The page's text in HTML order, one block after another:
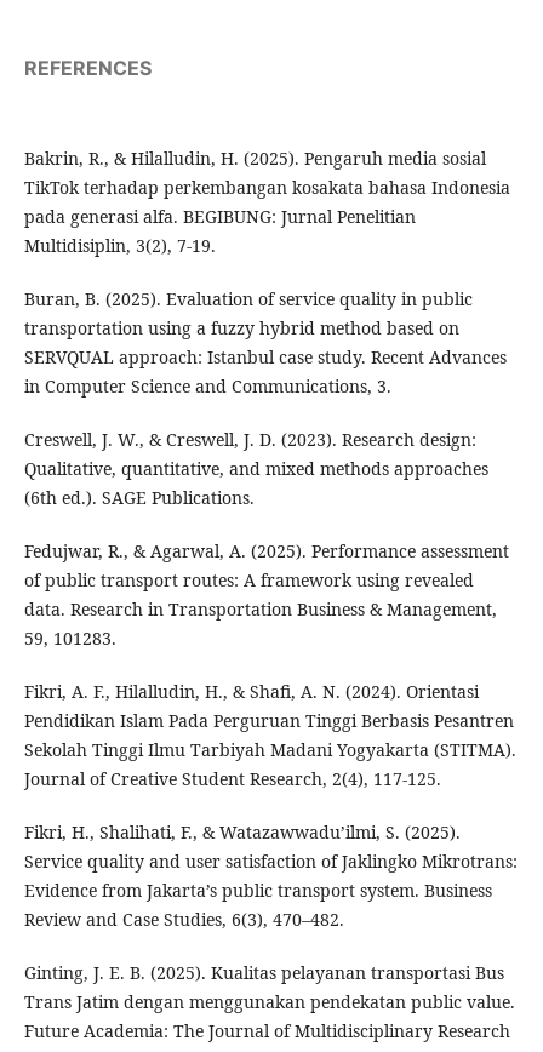
REFERENCES
Bakrin, R., & Hilalludin, H. (2025). Pengaruh media sosial
TikTok terhadap perkembangan kosakata bahasa Indonesia
pada generasi alfa. BEGIBUNG: Jurnal Penelitian
Multidisiplin, 3(2), 7-19.
Buran, B. (2025). Evaluation of service quality in public
transportation using a fuzzy hybrid method based on
SERVQUAL approach: Istanbul case study. Recent Advances
in Computer Science and Communications, 3.
Creswell, J. W., & Creswell, J. D. (2023). Research design:
Qualitative, quantitative, and mixed methods approaches
(6th ed.). SAGE Publications.
Fedujwar, R., & Agarwal, A. (2025). Performance assessment
of public transport routes: A framework using revealed
data. Research in Transportation Business & Management,
59, 101283.
Fikri, A. F., Hilalludin, H., & Shafi, A. N. (2024). Orientasi
Pendidikan Islam Pada Perguruan Tinggi Berbasis Pesantren
Sekolah Tinggi Ilmu Tarbiyah Madani Yogyakarta (STITMA).
Journal of Creative Student Research, 2(4), 117-125.
Fikri, H., Shalihati, F., & Watazawwadu’ilmi, S. (2025).
Service quality and user satisfaction of Jaklingko Mikrotrans:
Evidence from Jakarta’s public transport system. Business
Review and Case Studies, 6(3), 470–482.
Ginting, J. E. B. (2025). Kualitas pelayanan transportasi Bus
Trans Jatim dengan menggunakan pendekatan public value.
Future Academia: The Journal of Multidisciplinary Research